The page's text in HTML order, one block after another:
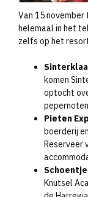
Van 15
helemaal in het
zelfs op het
komen
optocht
Pieten
boerderij
Reserveer
Knutsel